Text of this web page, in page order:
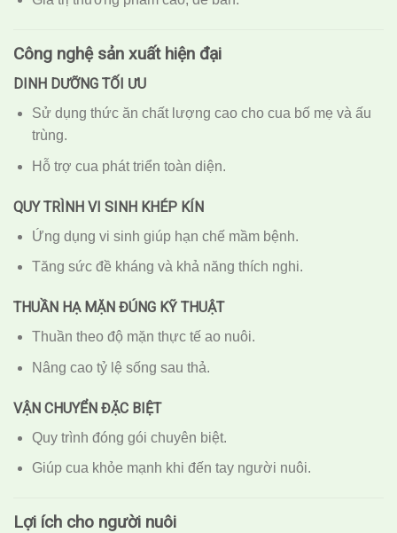
Công nghệ sản xuất hiện đại
DINH DƯỠNG TỐI ƯU
Sử dụng thức ăn chất lượng cao cho cua bố mẹ và ấu
trùng.
Hỗ trợ cua phát triển toàn diện.
QUY TRÌNH VI SINH KHÉP KÍN
Ứng dụng vi sinh giúp hạn chế mầm bệnh.
Tăng sức đề kháng và khả năng thích nghi.
THUẦN HẠ MẶN ĐÚNG KỸ THUẬT
Thuần theo độ mặn thực tế ao nuôi.
Nâng cao tỷ lệ sống sau thả.
VẬN CHUYỂN ĐẶC BIỆT
Quy trình đóng gói chuyên biệt.
Giúp cua khỏe mạnh khi đến tay người nuôi.
Lợi ích cho người nuôi